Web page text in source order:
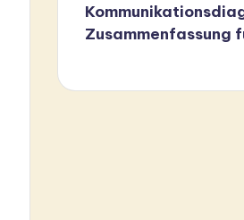
Zusammenfassung